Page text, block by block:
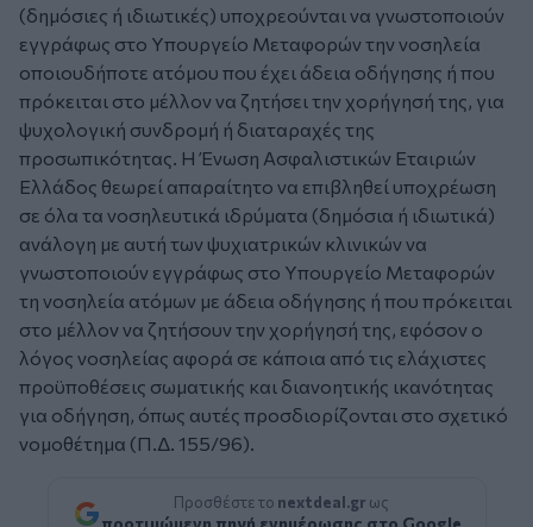
(δημόσιες ή ιδιωτικές) υποχρεούνται να γνωστοποιούν
εγγράφως στο Υπουργείο Μεταφορών την νοσηλεία
οποιουδήποτε ατόμου που έχει άδεια οδήγησης ή που
πρόκειται στο μέλλον να ζητήσει την χορήγησή της, για
ψυχολογική συνδρομή ή διαταραχές της
προσωπικότητας. Η Ένωση Ασφαλιστικών Εταιριών
Ελλάδος θεωρεί απαραίτητο να επιβληθεί υποχρέωση
σε όλα τα νοσηλευτικά ιδρύματα (δημόσια ή ιδιωτικά)
ανάλογη με αυτή των ψυχιατρικών κλινικών να
γνωστοποιούν εγγράφως στο Υπουργείο Μεταφορών
τη νοσηλεία ατόμων με άδεια οδήγησης ή που πρόκειται
στο μέλλον να ζητήσουν την χορήγησή της, εφόσον ο
λόγος νοσηλείας αφορά σε κάποια από τις ελάχιστες
προϋποθέσεις σωματικής και διανοητικής ικανότητας
για οδήγηση, όπως αυτές προσδιορίζονται στο σχετικό
νομοθέτημα (Π.Δ. 155/96).
Προσθέστε το nextdeal.gr ως